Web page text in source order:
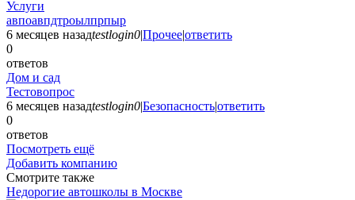
Услуги
авпоавпдтроылпрпыр
6 месяцев назадtestlogin0|Прочее|ответить
0
ответов
Дом и сад
Тестовопрос
6 месяцев назадtestlogin0|Безопасность|ответить
0
ответов
Посмотреть ещё
Добавить компанию
Смотрите также
Недорогие автошколы в Москве